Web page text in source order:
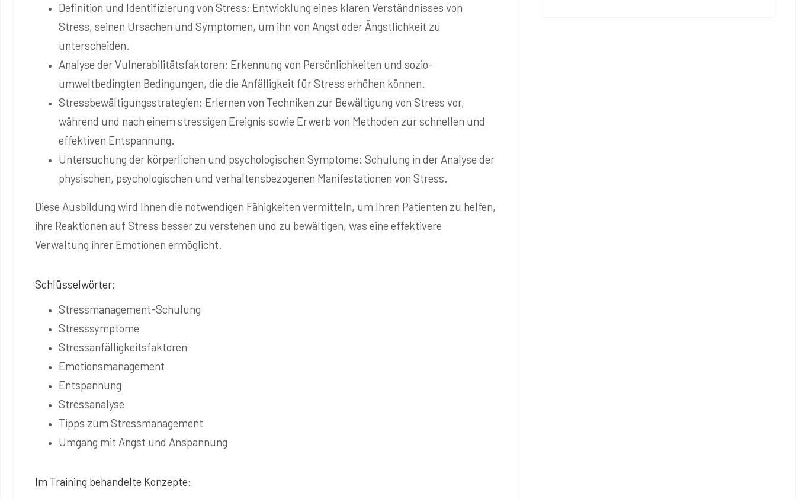
Definition und Identifizierung von Stress: Entwicklung eines klaren Verständnisses von
Stress, seinen Ursachen und Symptomen, um ihn von Angst oder Ängstlichkeit zu
unterscheiden.
Analyse der Vulnerabilitätsfaktoren: Erkennung von Persönlichkeiten und sozio-
umweltbedingten Bedingungen, die die Anfälligkeit für Stress erhöhen können.
Stressbewältigungsstrategien: Erlernen von Techniken zur Bewältigung von Stress vor,
während und nach einem stressigen Ereignis sowie Erwerb von Methoden zur schnellen und
effektiven Entspannung.
Untersuchung der körperlichen und psychologischen Symptome: Schulung in der Analyse der
physischen, psychologischen und verhaltensbezogenen Manifestationen von Stress.
Diese Ausbildung wird Ihnen die notwendigen Fähigkeiten vermitteln, um Ihren Patienten zu helfen,
ihre Reaktionen auf Stress besser zu verstehen und zu bewältigen, was eine effektivere
Verwaltung ihrer Emotionen ermöglicht.
Schlüsselwörter:
Stressmanagement-Schulung
Stresssymptome
Stressanfälligkeitsfaktoren
Emotionsmanagement
Entspannung
Stressanalyse
Tipps zum Stressmanagement
Umgang mit Angst und Anspannung
Im Training behandelte Konzepte: